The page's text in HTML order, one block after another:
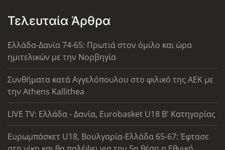
Τελευταία Άρθρα
Ελλάδα-Δανία 74-65: Πρωτιά στον όμιλο και ώρα
ημιτελικών με την Νορβηγία
Συνθήματα κατά Αγγελόπουλου στο φιλικό της ΑΕΚ με
την Athens Kallithea
LIVE TV: Ελλάδα - Δανία, Eurobasket U18 Β' Κατηγορίας
Ευρωμπάσκετ U18, Βουλγαρία-Ελλάδα 65-67: Έφτασε